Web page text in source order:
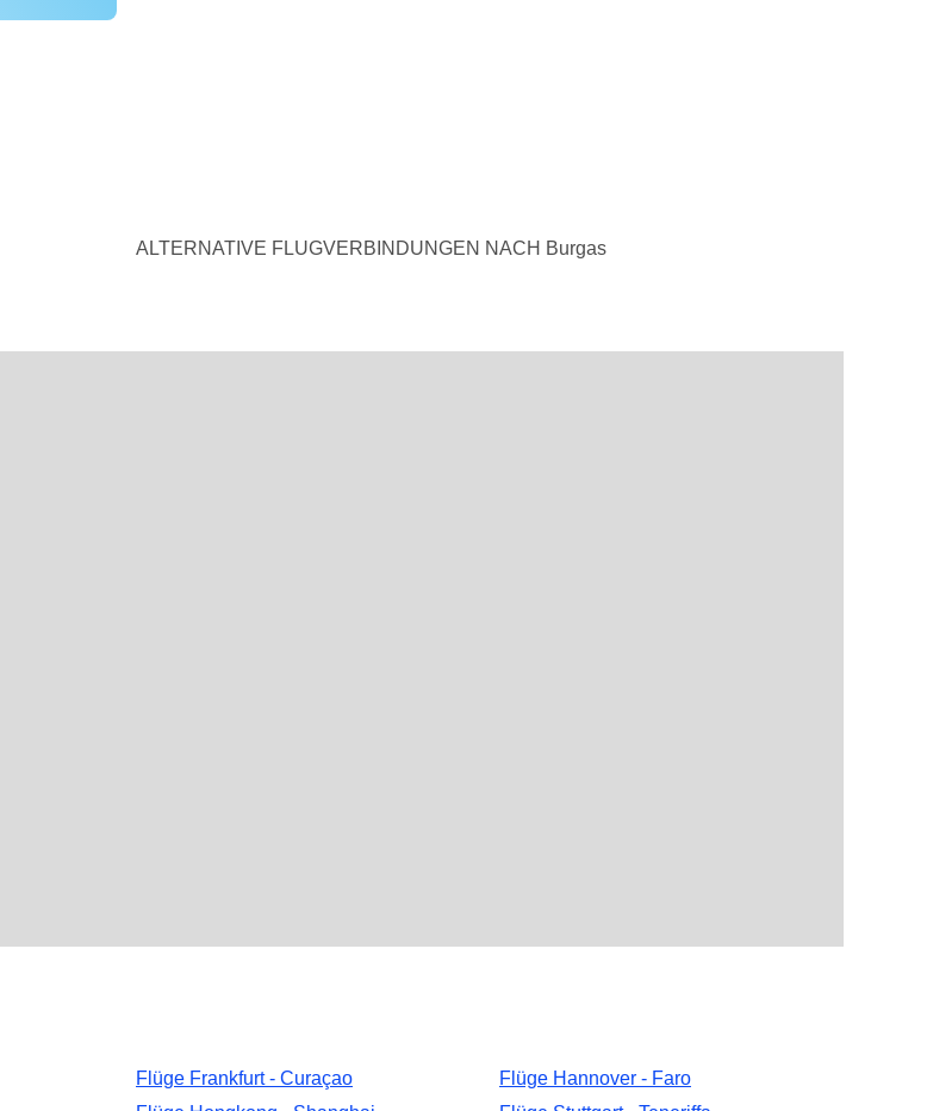
ALTERNATIVE FLUGVERBINDUNGEN NACH Burgas
Flüge Frankfurt - Curaçao
Flüge Hannover - Faro